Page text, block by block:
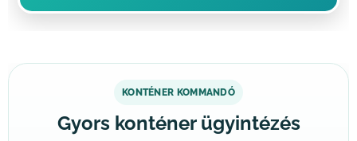
KONTÉNER KOMMANDÓ
Gyors konténer ügyintézés